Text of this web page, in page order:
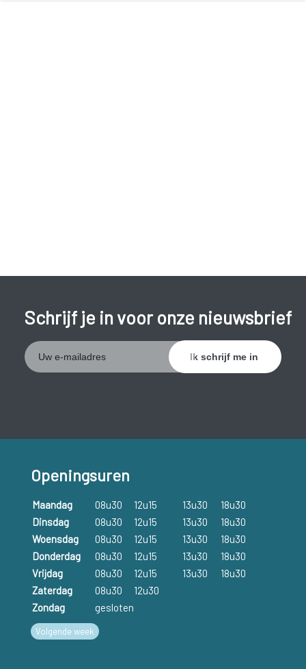
Schrijf je in voor onze nieuwsbrief
Openingsuren
Maandag 08u30 12u15 13u30
18u30
Dinsdag
08u30 12u15 13u30
18u30
Woensdag
08u30 12u15 13u30
18u30
Donderdag
08u30 12u15 13u30
18u30
Vrijdag
08u30 12u15 13u30
18u30
Zaterdag
08u30
12u30
Zondag
gesloten
Volgende week